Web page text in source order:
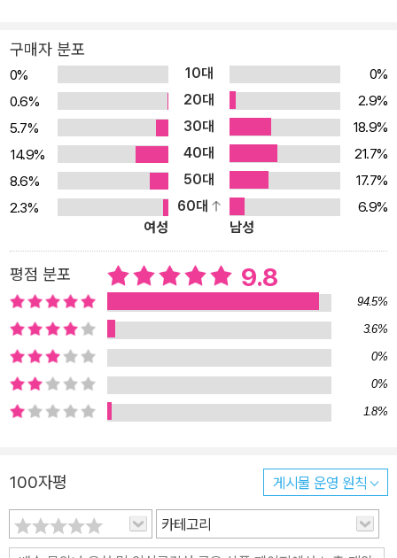
다는 뻔한 말은 하지 않는다. 큰돈을 빠르게 버는 방법 같은 것도 없
다. 그보다 더 본질적인 인생의 질문에 다가간다. ‘남아 있는 한정된
시간을 어떻게 보내야 하는가?’. 그 시간을 위해 ‘가진 돈을 어떻게 써
야 하는가?’이다. 질문들에 대한 빌 퍼킨스의 답은 ‘경험’이다. 우리의
인생은 곧 우리가 누리는 경험의 총합과 같다. 따라서 인생에서 경험
이 얼마나 풍부한지가 지금까지 자신을 위해 얼마나 충만한 삶을 살
아왔는지를 결정하게 된다. 돈은 그 경험들과 교환하기 위해 존재한
다. 지갑 속 수집품이 아니라 120% 가치를 극대화해야 할 수단인 것
험에 돈을 쓸 계획을 세워야 한다. 죽어서는 어떠한 경험도 누릴 수 없
으며, 남겨진 돈은 그저 인생 낭비의 증거물에 불과하다. 그렇다면 죽
기 전까지 거지가 되지 않고 경험을 누리려면 어떻게 해야 할까. 그는
삶의 각 단계에서만 가능한 경험들에 돈과 시간을 투자함으로써 인생
의 만족도를 높이라고 말한다. 우리는 인생에서 ‘작은 죽음’을 수차례
경험한다. 삶의 다음 단계로 넘어갈 때마다 이전 단계의 나와 그 시간
릴 수 있는 최고의 경험들이 있는 것이다. 바로 그러한 경험을 누리기
위해 경험의 타이밍을 설계해야 한다. 경험의 타이밍을 설계하기 위
해선 현재 내 상태와 미래의 내 상태를 알아야 한다. 청년기, 중년기,
구매자 분포
0% 10대
0%
0.6%
20대
2.9%
5.7%
30대
18.9%
14.9%
40대
21.7%
8.6%
50대
17.7%
2.3%
60대
6.9%
여성
남성
평점 분포 9.8
94.5%
3.6%
0%
0%
1.8%
100자평 게시물 운영 원칙
카테고리